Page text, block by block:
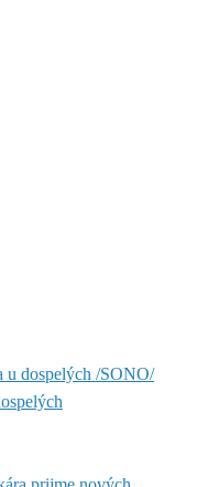
u dospelých /SONO/